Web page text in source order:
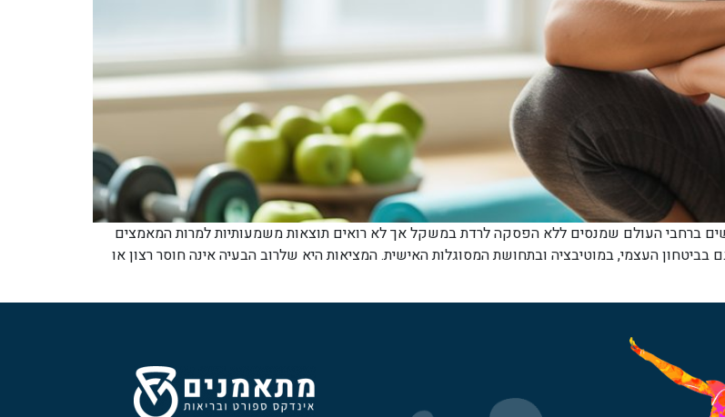
ברחבי העולם שמנסים ללא הפסקה לרדת במשקל אך לא רואים תוצאות משמעותיות למרות המאמצים
העצמי, במוטיבציה ובתחושת המסוגלות האישית. המציאות היא שלרוב הבעיה אינה חוסר רצון או